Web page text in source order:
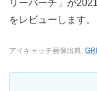
リーバーチ」が
をレビューします。
アイキャッチ画像出典: